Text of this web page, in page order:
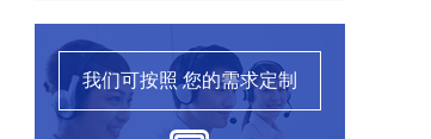
我们可按照您的需求定制